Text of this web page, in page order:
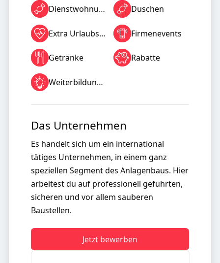
Dienstwohnung Duschen
Extra Urlaubstage Firmenevents
Getränke Rabatte
Weiterbildungen
Das Unternehmen
Es handelt sich um ein international
tätiges Unternehmen, in einem ganz
speziellen Segment des Anlagenbaus. Hier
arbeitest du auf professionell geführten,
sicheren und vor allem sauberen
Baustellen.
Jetzt bewerben